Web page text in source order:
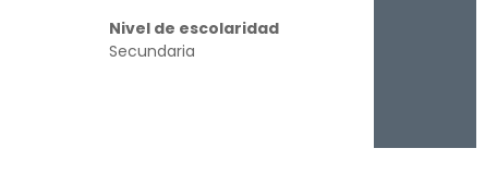
Nivel de escolaridad
Secundaria